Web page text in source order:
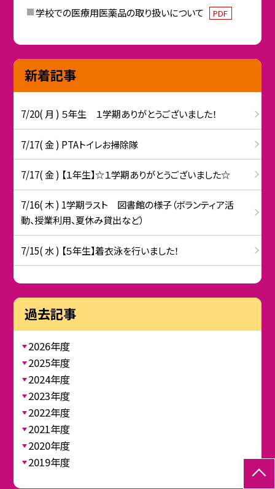
学校での医療用医薬品の取り扱いについて PDF
新着記事
7/20( 月 ) ５年生 １学期ありがとうございました！
7/17( 金 ) PTAトイレお掃除隊
7/17( 金 ) 【１年生】☆１学期ありがとうございました☆
7/16( 木 ) 1学期ラスト 図書館の様子（ボランティア活
動、授業利用、夏休み貸出など）
7/15( 水 ) 【５年生】着衣泳を行いました！
過去記事
2026年度
2025年度
2024年度
2023年度
2022年度
2021年度
2020年度
2019年度